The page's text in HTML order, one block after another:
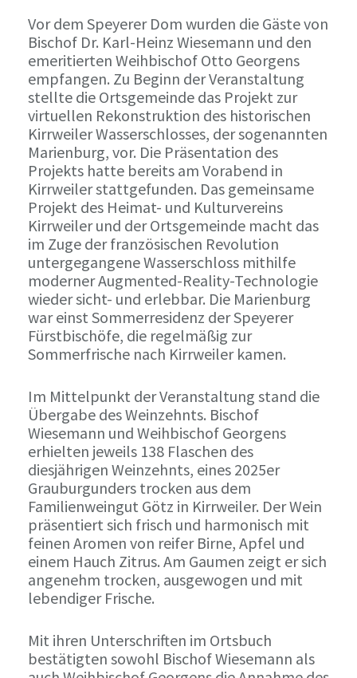
Vor dem Speyerer Dom wurden die Gäste von
Bischof Dr. Karl-Heinz Wiesemann und den
emeritierten Weihbischof Otto Georgens
empfangen. Zu Beginn der Veranstaltung
stellte die Ortsgemeinde das Projekt zur
virtuellen Rekonstruktion des historischen
Kirrweiler Wasserschlosses, der sogenannten
Marienburg, vor. Die Präsentation des
Projekts hatte bereits am Vorabend in
Kirrweiler stattgefunden. Das gemeinsame
Projekt des Heimat- und Kulturvereins
Kirrweiler und der Ortsgemeinde macht das
im Zuge der französischen Revolution
untergegangene Wasserschloss mithilfe
moderner Augmented-Reality-Technologie
wieder sicht- und erlebbar. Die Marienburg
war einst Sommerresidenz der Speyerer
Fürstbischöfe, die regelmäßig zur
Sommerfrische nach Kirrweiler kamen.
Im Mittelpunkt der Veranstaltung stand die
Übergabe des Weinzehnts. Bischof
Wiesemann und Weihbischof Georgens
erhielten jeweils 138 Flaschen des
diesjährigen Weinzehnts, eines 2025er
Grauburgunders trocken aus dem
Familienweingut Götz in Kirrweiler. Der Wein
präsentiert sich frisch und harmonisch mit
feinen Aromen von reifer Birne, Apfel und
einem Hauch Zitrus. Am Gaumen zeigt er sich
angenehm trocken, ausgewogen und mit
lebendiger Frische.
Mit ihren Unterschriften im Ortsbuch
bestätigten sowohl Bischof Wiesemann als